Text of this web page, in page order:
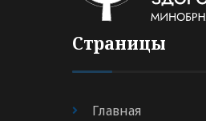
Страницы
Главная